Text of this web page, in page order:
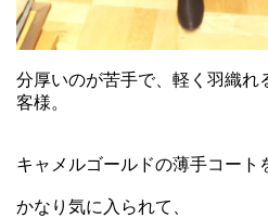
分厚いのが苦手で、軽く羽織れ
客様。
キャメルゴールドの薄手コート
かなり気に入られて、